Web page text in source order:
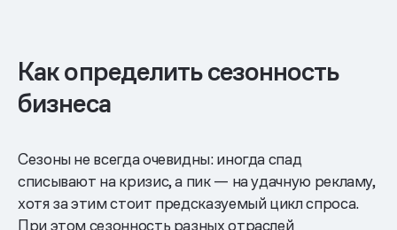
Как определить сезонность
бизнеса
Сезоны не всегда очевидны: иногда спад
списывают на кризис, а пик — на удачную рекламу,
хотя за этим стоит предсказуемый цикл спроса.
При этом сезонность разных отраслей